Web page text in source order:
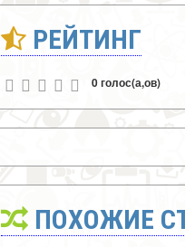
РЕЙТИНГ
0 голос(а,ов)
ПОХОЖИЕ